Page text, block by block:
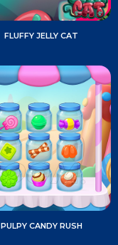
FLUFFY JELLY CAT
PULPY CANDY RUSH